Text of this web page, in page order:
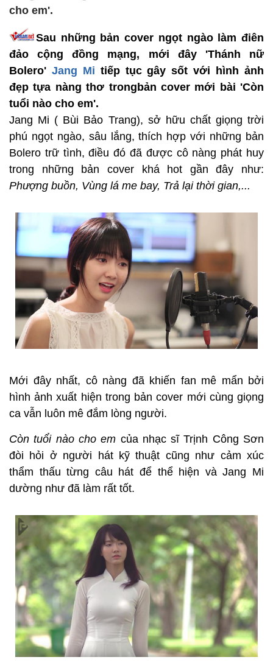
cho em'.
Sau những bản cover ngọt ngào làm điên
đảo cộng đồng mạng, mới đây 'Thánh nữ
Bolero' Jang Mi tiếp tục gây sốt với hình ảnh
đẹp tựa nàng thơ trongbản cover mới bài 'Còn
tuổi nào cho em'.
Jang Mi ( Bùi Bảo Trang), sở hữu chất giọng trời
phú ngọt ngào, sâu lắng, thích hợp với những bản
Bolero trữ tình, điều đó đã được cô nàng phát huy
trong những bản cover khá hot gần đây như:
Phượng buồn, Vùng lá me bay, Trả lại thời gian,...
Mới đây nhất, cô nàng đã khiến fan mê mẩn bởi
hình ảnh xuất hiện trong bản cover mới cùng giọng
ca vẫn luôn mê đắm lòng người.
Còn tuổi nào cho em của nhạc sĩ Trịnh Công Sơn
đòi hỏi ở người hát kỹ thuật cũng như cảm xúc
thẩm thấu từng câu hát để thể hiện và Jang Mi
dường như đã làm rất tốt.